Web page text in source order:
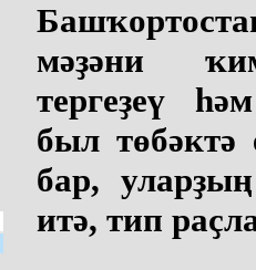
мәҙәни
тергеҙеү
был
бар,
итә, тип